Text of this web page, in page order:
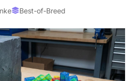
Best-of-Breed